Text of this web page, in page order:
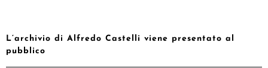
L’archivio di Alfredo Castelli viene presentato al
pubblico